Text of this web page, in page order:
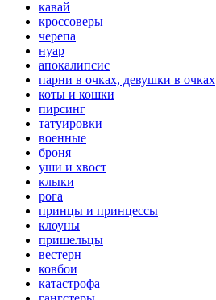
кавай
кроссоверы
черепа
нуар
апокалипсис
парни в очках, девушки в очках
коты и кошки
пирсинг
татуировки
военные
броня
уши и хвост
клыки
рога
принцы и принцессы
клоуны
пришельцы
вестерн
ковбои
катастрофа